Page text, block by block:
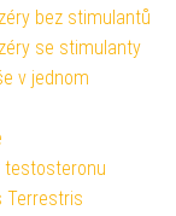
bez stimulantů
se stimulanty
v jednom
testosteronu
Terrestris